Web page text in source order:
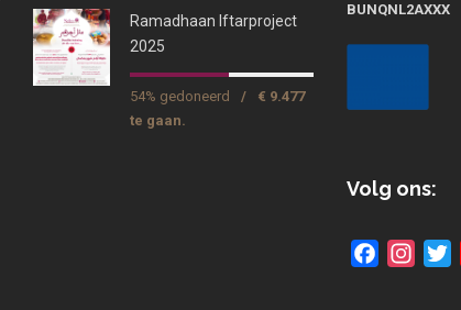
Ramadhaan Iftarproject
2025
54% gedoneerd /
€ 9.477
te gaan.
BUNQNL2AXXX
Volg ons:
Facebook